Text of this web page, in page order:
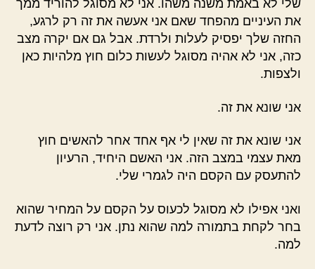
שלי לא באמת משנה משהו. אני לא מסוגל להוריד ממך
את העיניים מהפחד שאם אני אעשה את זה רק לרגע,
החזה שלך יפסיק לעלות ולרדת. אבל גם אם יקרה מצב
כזה, אני לא אהיה מסוגל לעשות כלום חוץ מלהיות כאן
ולצפות.
אני שונא את זה.
אני שונא את זה שאין לי אף אחד אחר להאשים חוץ
מאת עצמי במצב הזה. אני האשם היחיד, הרעיון
להתעסק עם הקסם היה לגמרי שלי.
ואני אפילו לא מסוגל לכעוס על הקסם על המחיר שהוא
בחר לקחת בתמורה למה שהוא נתן. אני רק רוצה לדעת
למה.